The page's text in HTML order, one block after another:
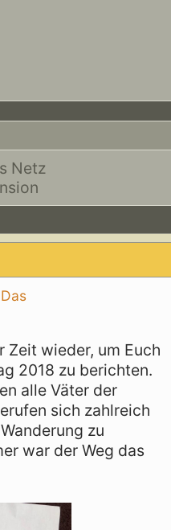
Netz
Zeit wieder, um Euch
2018 zu berichten.
alle Väter der
sich zahlreich
zu
war der Weg das